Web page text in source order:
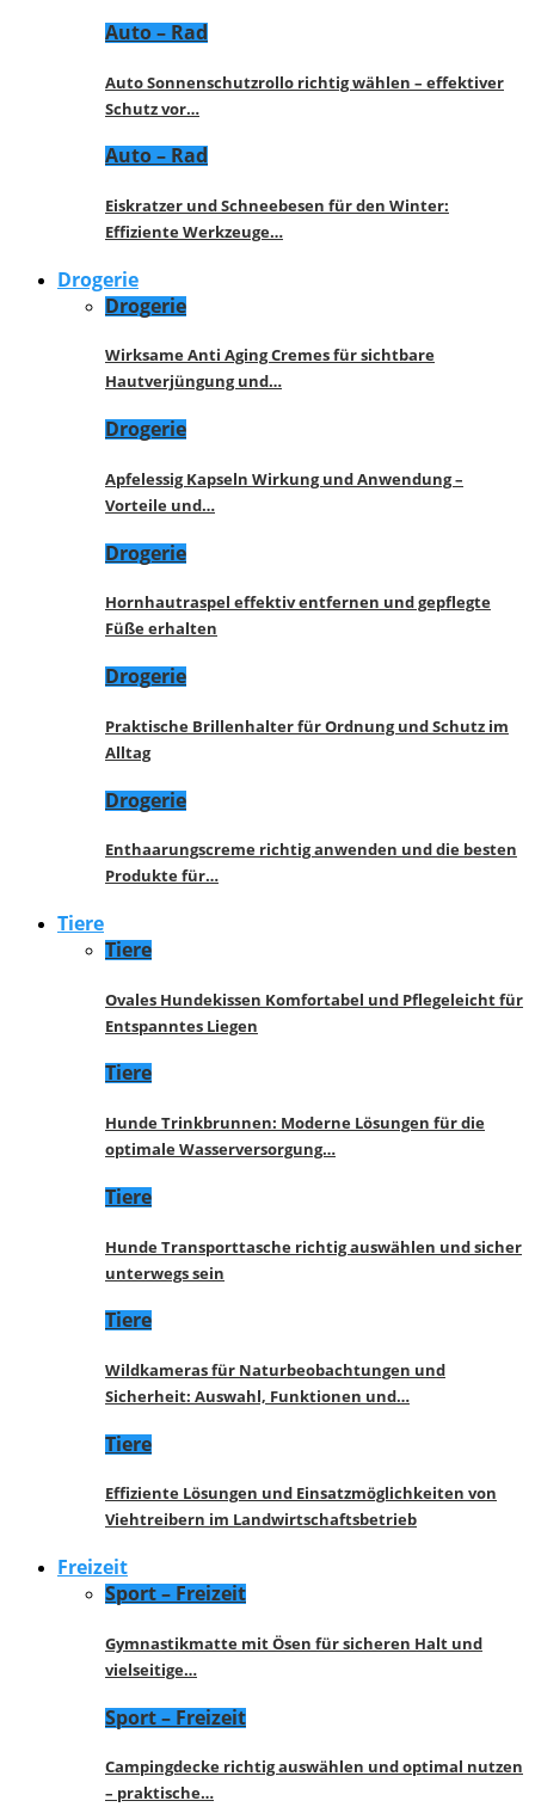
Auto – Rad
Auto Sonnenschutzrollo richtig wählen – effektiver
Schutz vor…
Auto – Rad
Eiskratzer und Schneebesen für den Winter:
Effiziente Werkzeuge…
Drogerie
Drogerie
Wirksame Anti Aging Cremes für sichtbare
Hautverjüngung und…
Drogerie
Apfelessig Kapseln Wirkung und Anwendung –
Vorteile und…
Drogerie
Hornhautraspel effektiv entfernen und gepflegte
Füße erhalten
Drogerie
Praktische Brillenhalter für Ordnung und Schutz im
Alltag
Drogerie
Enthaarungscreme richtig anwenden und die besten
Produkte für…
Tiere
Tiere
Ovales Hundekissen Komfortabel und Pflegeleicht für
Entspanntes Liegen
Tiere
Hunde Trinkbrunnen: Moderne Lösungen für die
optimale Wasserversorgung…
Tiere
Hunde Transporttasche richtig auswählen und sicher
unterwegs sein
Tiere
Wildkameras für Naturbeobachtungen und
Sicherheit: Auswahl, Funktionen und…
Tiere
Effiziente Lösungen und Einsatzmöglichkeiten von
Viehtreibern im Landwirtschaftsbetrieb
Freizeit
Sport – Freizeit
Gymnastikmatte mit Ösen für sicheren Halt und
vielseitige…
Sport – Freizeit
Campingdecke richtig auswählen und optimal nutzen
– praktische…